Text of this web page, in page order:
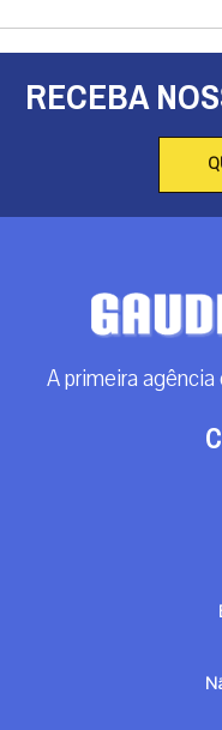
RECEBA
A primeira